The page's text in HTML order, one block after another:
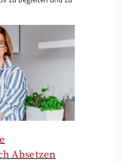
Absetzen